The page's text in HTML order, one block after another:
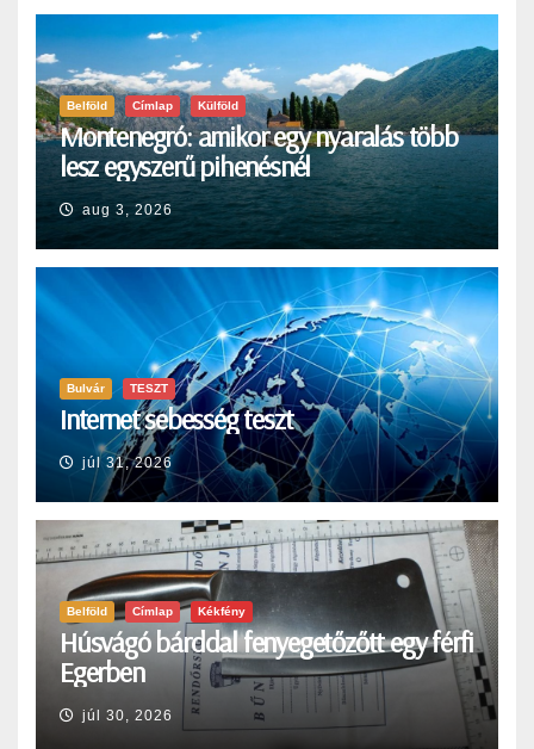
Belföld Címlap Külföld
Montenegró: amikor egy nyaralás több
lesz egyszerű pihenésnél
aug 3, 2026
Bulvár TESZT
Internet sebesség teszt
júl 31, 2026
Belföld Címlap Kékfény
Húsvágó bárddal fenyegetőzőtt egy férfi
Egerben
júl 30, 2026